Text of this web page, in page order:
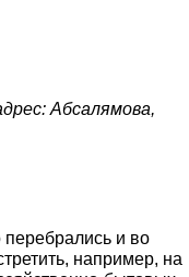
Абсалямова,
и во
например, на